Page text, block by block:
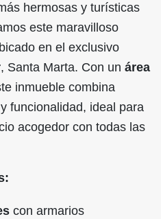
hermosas y turísticas
este maravilloso
en el exclusivo
, Santa Marta. Con un área
inmueble combina
funcionalidad, ideal para
acogedor con todas las
con armarios